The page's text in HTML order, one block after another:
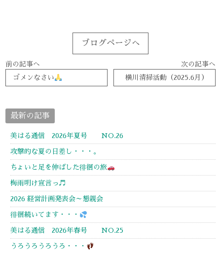
ブログページへ
前の記事へ
ゴメンなさい
次の記事へ
横川清掃活動（2025.6月）
最新の記事
美はる通信 2026年夏号 NO.26
攻撃的な夏の日差し・・・。
ちょいと足を伸ばした徘徊の旅
梅雨明け宣言っ♬
2026 経営計画発表会～懇親会
徘徊続いてます・・・
美はる通信 2026年春号 NO.25
うろうろうろうろ・・・